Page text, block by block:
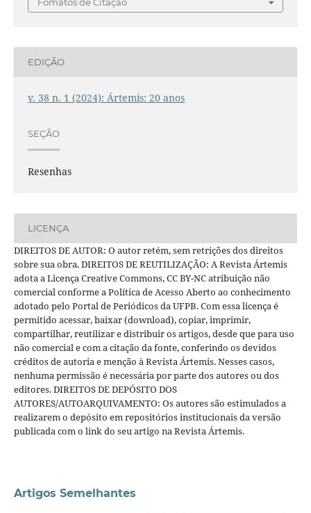
EDIÇÃO
v. 38 n. 1 (2024): Ártemis: 20 anos
SEÇÃO
Resenhas
LICENÇA
DIREITOS DE AUTOR: O autor retém, sem retrições dos direitos
sobre sua obra. DIREITOS DE REUTILIZAÇÃO: A Revista Ártemis
adota a Licença Creative Commons, CC BY-NC atribuição não
comercial conforme a Política de Acesso Aberto ao conhecimento
adotado pelo Portal de Periódicos da UFPB. Com essa licença é
permitido acessar, baixar (download), copiar, imprimir,
compartilhar, reutilizar e distribuir os artigos, desde que para uso
não comercial e com a citação da fonte, conferindo os devidos
créditos de autoria e menção à Revista Ártemis. Nesses casos,
nenhuma permissão é necessária por parte dos autores ou dos
editores. DIREITOS DE DEPÓSITO DOS
AUTORES/AUTOARQUIVAMENTO: Os autores são estimulados a
realizarem o depósito em repositórios institucionais da versão
publicada com o link do seu artigo na Revista Ártemis.
Artigos Semelhantes